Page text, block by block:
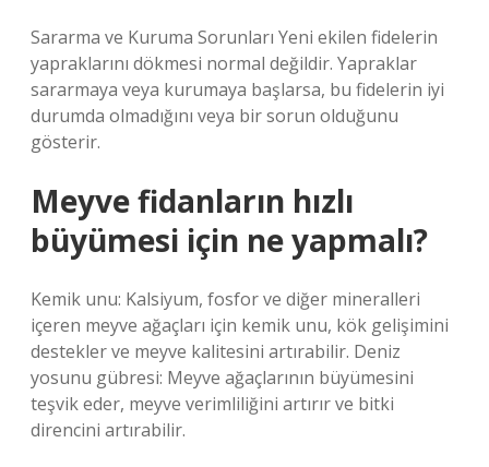
Sararma ve Kuruma Sorunları Yeni ekilen fidelerin
yapraklarını dökmesi normal değildir. Yapraklar
sararmaya veya kurumaya başlarsa, bu fidelerin iyi
durumda olmadığını veya bir sorun olduğunu
gösterir.
Meyve fidanların hızlı
büyümesi için ne yapmalı?
Kemik unu: Kalsiyum, fosfor ve diğer mineralleri
içeren meyve ağaçları için kemik unu, kök gelişimini
destekler ve meyve kalitesini artırabilir. Deniz
yosunu gübresi: Meyve ağaçlarının büyümesini
teşvik eder, meyve verimliliğini artırır ve bitki
direncini artırabilir.